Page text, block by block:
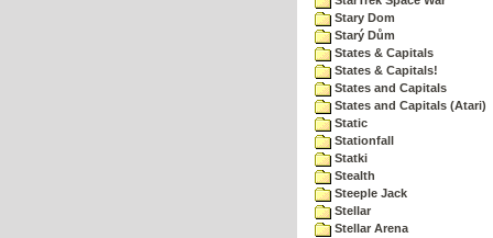
Stary Dom
Starý Dům
States & Capitals
States & Capitals!
States and Capitals
States and Capitals (Atari)
Static
Stationfall
Statki
Stealth
Steeple Jack
Stellar
Stellar Arena